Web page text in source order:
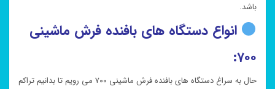
باشد.
انواع دستگاه های بافنده فرش ماشینی
۷۰۰:
حال به سراغ دستگاه های بافنده فرش ماشینی ۷۰۰ می رویم تا بدانیم تراکم